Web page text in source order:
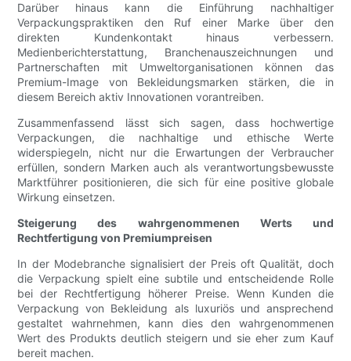
Darüber hinaus kann die Einführung nachhaltiger
Verpackungspraktiken den Ruf einer Marke über den
direkten Kundenkontakt hinaus verbessern.
Medienberichterstattung, Branchenauszeichnungen und
Partnerschaften mit Umweltorganisationen können das
Premium-Image von Bekleidungsmarken stärken, die in
diesem Bereich aktiv Innovationen vorantreiben.
Zusammenfassend lässt sich sagen, dass hochwertige
Verpackungen, die nachhaltige und ethische Werte
widerspiegeln, nicht nur die Erwartungen der Verbraucher
erfüllen, sondern Marken auch als verantwortungsbewusste
Marktführer positionieren, die sich für eine positive globale
Wirkung einsetzen.
Steigerung des wahrgenommenen Werts und
Rechtfertigung von Premiumpreisen
In der Modebranche signalisiert der Preis oft Qualität, doch
die Verpackung spielt eine subtile und entscheidende Rolle
bei der Rechtfertigung höherer Preise. Wenn Kunden die
Verpackung von Bekleidung als luxuriös und ansprechend
gestaltet wahrnehmen, kann dies den wahrgenommenen
Wert des Produkts deutlich steigern und sie eher zum Kauf
bereit machen.